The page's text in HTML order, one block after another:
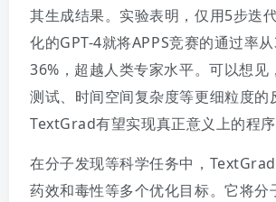
其生成结果。实验表明，仅用5步迭
化的GPT-4就将APPS竞赛的通过率
36%，超越人类专家水平。可以想见
测试、时间空间复杂度等更细粒度的
TextGrad有望实现真正意义上的程序
在分子发现等科学任务中，
药效和毒性等多个优化目标。它将分